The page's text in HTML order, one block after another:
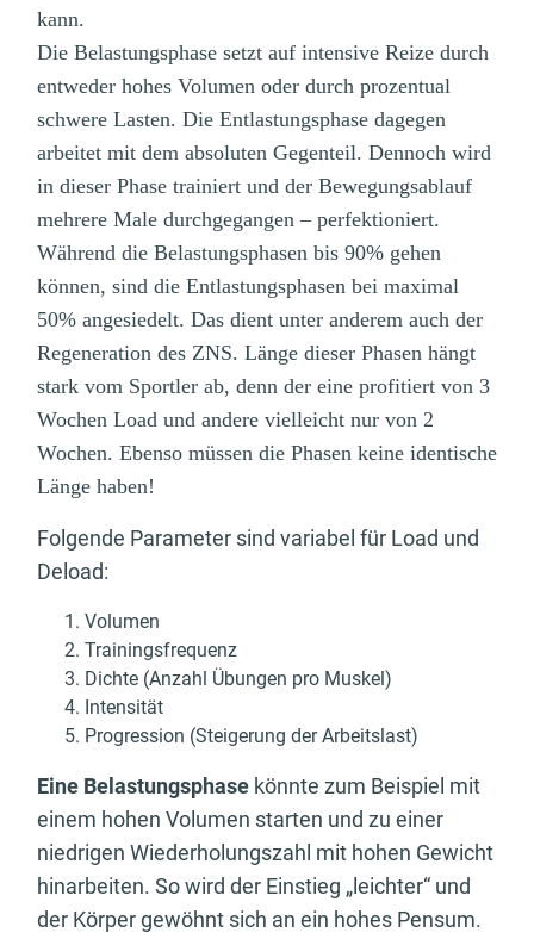
kann.
Die Belastungsphase setzt auf intensive Reize durch
entweder hohes Volumen oder durch prozentual
schwere Lasten. Die Entlastungsphase dagegen
arbeitet mit dem absoluten Gegenteil. Dennoch wird
in dieser Phase trainiert und der Bewegungsablauf
mehrere Male durchgegangen – perfektioniert.
Während die Belastungsphasen bis 90% gehen
können, sind die Entlastungsphasen bei maximal
50% angesiedelt. Das dient unter anderem auch der
Regeneration des ZNS. Länge dieser Phasen hängt
stark vom Sportler ab, denn der eine profitiert von 3
Wochen Load und andere vielleicht nur von 2
Wochen. Ebenso müssen die Phasen keine identische
Länge haben!
Folgende Parameter sind variabel für Load und
Deload:
Volumen
Trainingsfrequenz
Dichte (Anzahl Übungen pro Muskel)
Intensität
Progression (Steigerung der Arbeitslast)
Eine Belastungsphase könnte zum Beispiel mit
einem hohen Volumen starten und zu einer
niedrigen Wiederholungszahl mit hohen Gewicht
hinarbeiten. So wird der Einstieg „leichter“ und
der Körper gewöhnt sich an ein hohes Pensum.